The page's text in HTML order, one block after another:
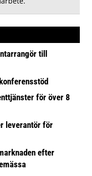
till
för över 8
leverantör för
efter